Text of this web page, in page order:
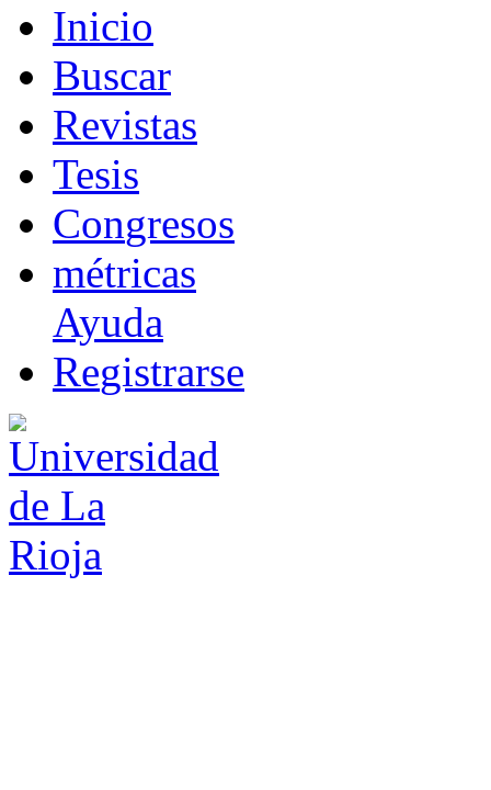
Inicio
Buscar
Revistas
Tesis
Congresos
métricas
Ayuda
Registrarse